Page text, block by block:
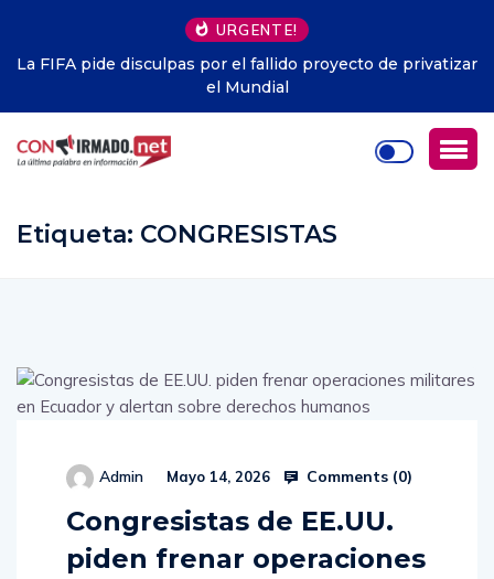
URGENTE!
Zverev tropieza antes del US Open: «Mi peor partido
temporada»
Etiqueta: CONGRESISTAS
Admin Mayo 14, 2026 Comments (0)
Congresistas de EE.UU.
piden frenar operaciones